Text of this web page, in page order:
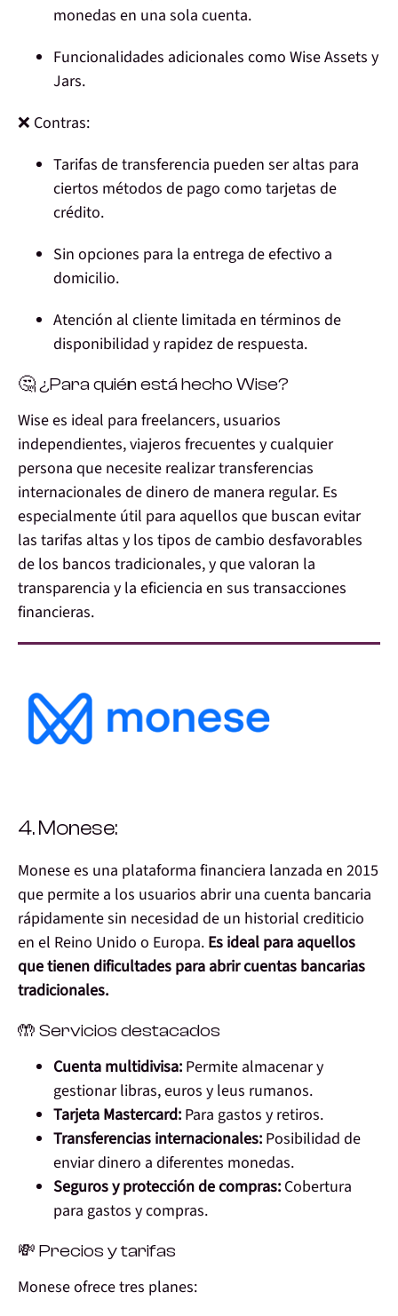
monedas en una sola cuenta.
Funcionalidades adicionales como Wise Assets y
Jars.
❌ Contras:
Tarifas de transferencia pueden ser altas para
ciertos métodos de pago como tarjetas de
crédito.
Sin opciones para la entrega de efectivo a
domicilio.
Atención al cliente limitada en términos de
disponibilidad y rapidez de respuesta.
🤔 ¿Para quién está hecho Wise?
Wise es ideal para freelancers, usuarios
independientes, viajeros frecuentes y cualquier
persona que necesite realizar transferencias
internacionales de dinero de manera regular. Es
especialmente útil para aquellos que buscan evitar
las tarifas altas y los tipos de cambio desfavorables
de los bancos tradicionales, y que valoran la
transparencia y la eficiencia en sus transacciones
financieras.
4. Monese:
Monese es una plataforma financiera lanzada en 2015
que permite a los usuarios abrir una cuenta bancaria
rápidamente sin necesidad de un historial crediticio
en el Reino Unido o Europa. Es ideal para aquellos
que tienen dificultades para abrir cuentas bancarias
tradicionales.
🤲 Servicios destacados
Cuenta multidivisa: Permite almacenar y
gestionar libras, euros y leus rumanos.
Tarjeta Mastercard: Para gastos y retiros.
Transferencias internacionales: Posibilidad de
enviar dinero a diferentes monedas.
Seguros y protección de compras: Cobertura
para gastos y compras.
💸 Precios y tarifas
Monese ofrece tres planes: